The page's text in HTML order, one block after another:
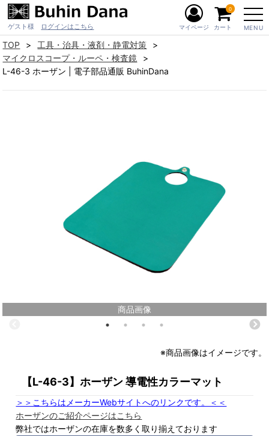
ゲスト様 ログインはこちら MENU
マイページ カート
0
TOP
工具・治具・液剤・静電対策
マイクロスコープ・ルーペ・検査鏡
L-46-3 ホーザン | 電子部品通販 BuhinDana
商品画像
※商品画像はイメージです。
【L-46-3】ホーザン 導電性カラーマット
＞＞こちらはメーカーWebサイトへのリンクです。＜＜
ホーザンのご紹介ページはこちら
弊社ではホーザンの在庫を数多く取り揃えております